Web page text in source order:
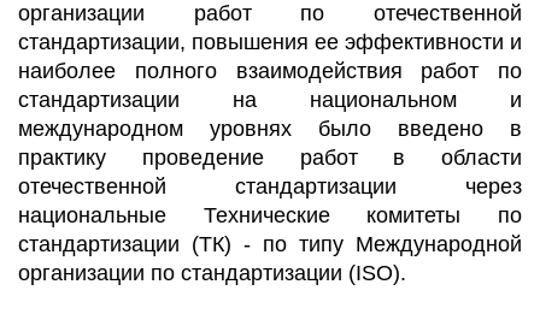
организации работ по отечественной
стандартизации, повышения ее эффективности и
наиболее полного взаимодействия работ по
стандартизации на национальном и
международном уровнях было введено в
практику проведение работ в области
отечественной стандартизации через
национальные Технические комитеты по
стандартизации (ТК) - по типу Международной
организации по стандартизации (ISO).